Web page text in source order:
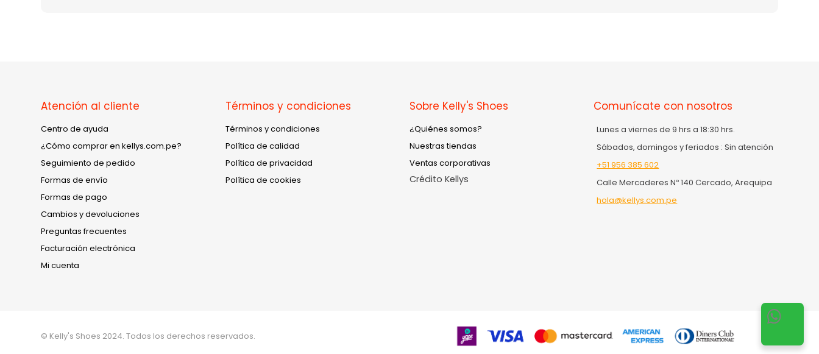
Atención al cliente
Centro de ayuda
¿Cómo comprar en kellys.com.pe?
Seguimiento de pedido
Formas de envío
Formas de pago
Cambios y devoluciones
Preguntas frecuentes
Facturación electrónica
Mi cuenta
Términos y condiciones
Términos y condiciones
Política de calidad
Política de privacidad
Política de cookies
Sobre Kelly's Shoes
¿Quiénes somos?
Nuestras tiendas
Ventas corporativas
Crédito Kellys
Comunícate con nosotros
Lunes a viernes de 9 hrs a 18:30 hrs.
Sábados, domingos y feriados : Sin atención
+51 956 385 602
Calle Mercaderes Nº 140 Cercado, Arequipa
hola@kellys.com.pe
© Kelly's Shoes 2024. Todos los derechos reservados.